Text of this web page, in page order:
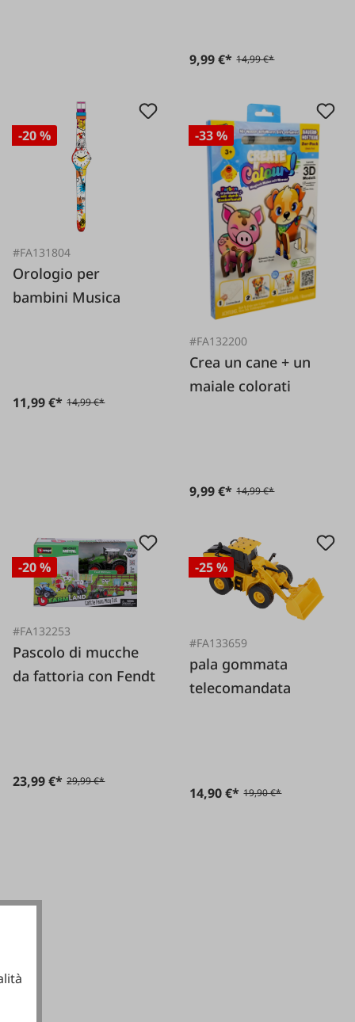
9,99 €* 14,99 €*
-20 %
#FA131804
Orologio per
bambini Musica
11,99 €* 14,99 €*
-33 %
#FA132200
Crea un cane + un
maiale colorati
9,99 €* 14,99 €*
-20 %
#FA132253
Pascolo di mucche
da fattoria con Fendt
23,99 €* 29,99 €*
-25 %
#FA133659
pala gommata
telecomandata
14,90 €* 19,90 €*